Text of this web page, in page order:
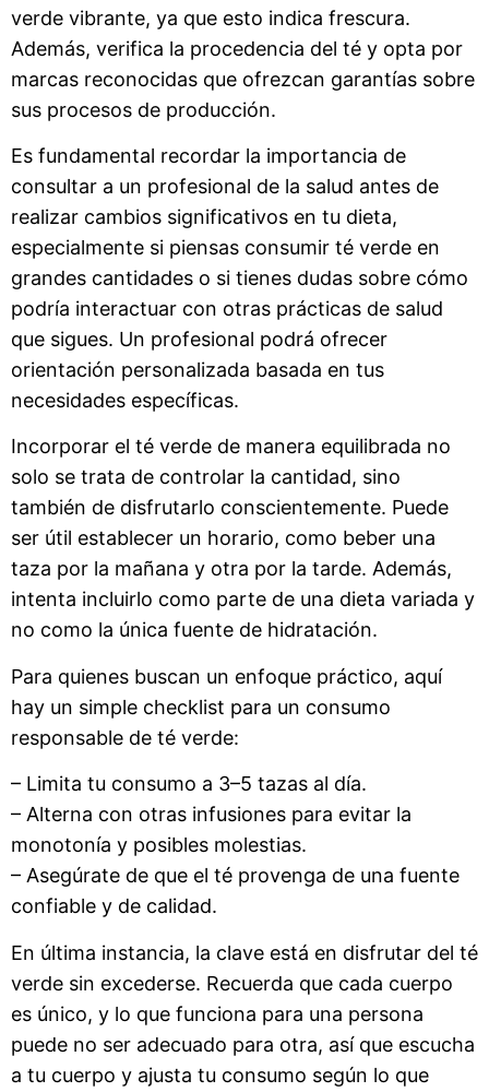
verde vibrante, ya que esto indica frescura.
Además, verifica la procedencia del té y opta por
marcas reconocidas que ofrezcan garantías sobre
sus procesos de producción.
Es fundamental recordar la importancia de
consultar a un profesional de la salud antes de
realizar cambios significativos en tu dieta,
especialmente si piensas consumir té verde en
grandes cantidades o si tienes dudas sobre cómo
podría interactuar con otras prácticas de salud
que sigues. Un profesional podrá ofrecer
orientación personalizada basada en tus
necesidades específicas.
Incorporar el té verde de manera equilibrada no
solo se trata de controlar la cantidad, sino
también de disfrutarlo conscientemente. Puede
ser útil establecer un horario, como beber una
taza por la mañana y otra por la tarde. Además,
intenta incluirlo como parte de una dieta variada y
no como la única fuente de hidratación.
Para quienes buscan un enfoque práctico, aquí
hay un simple checklist para un consumo
responsable de té verde:
– Limita tu consumo a 3–5 tazas al día.
– Alterna con otras infusiones para evitar la
monotonía y posibles molestias.
– Asegúrate de que el té provenga de una fuente
confiable y de calidad.
En última instancia, la clave está en disfrutar del té
verde sin excederse. Recuerda que cada cuerpo
es único, y lo que funciona para una persona
puede no ser adecuado para otra, así que escucha
a tu cuerpo y ajusta tu consumo según lo que